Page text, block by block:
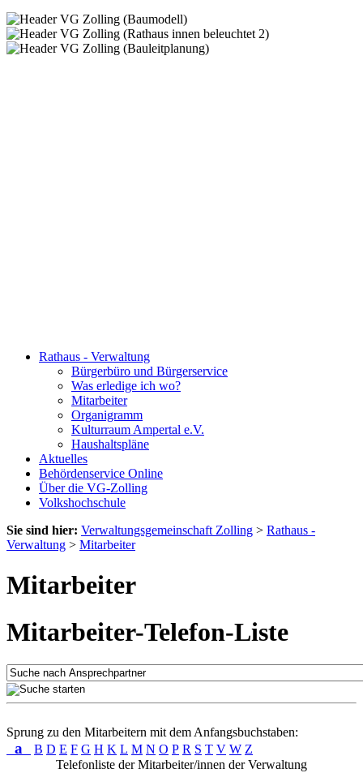
Rathaus - Verwaltung
Bürgerbüro und Bürgerservice
Was erledige ich wo?
Mitarbeiter
Organigramm
Kulturraum Ampertal e.V.
Haushaltspläne
Aktuelles
Behördenservice Online
Über die VG-Zolling
Volkshochschule
Sie sind hier: Verwaltungsgemeinschaft Zolling > Rathaus -
Verwaltung > Mitarbeiter
Mitarbeiter
Mitarbeiter-Telefon-Liste
Sprung zu den Mitarbeitern mit dem Anfangsbuchstaben:
a B D E F G H K L M N O P R S T V W Z
Telefonliste der Mitarbeiter/innen der Verwaltung